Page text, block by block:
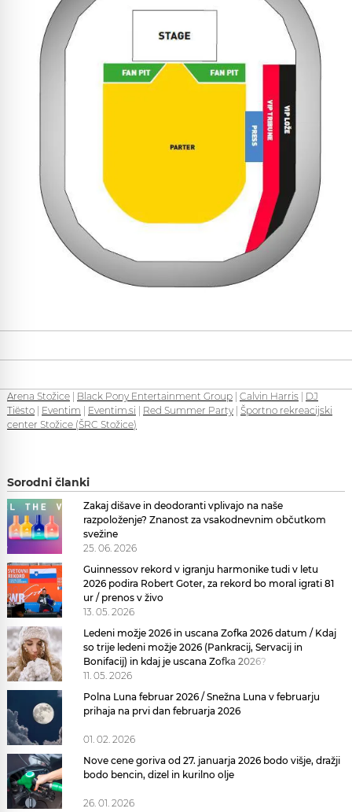
Arena Stožice Black Pony Entertainment Group Calvin Harris
DJ
Tiësto
Eventim Eventim.si Red Summer Party Športno rekreacijski
center Stožice (ŠRC Stožice)
Sorodni članki
Zakaj dišave in deodoranti vplivajo na naše
razpoloženje? Znanost za vsakodnevnim občutkom
svežine
25. 06. 2026
Guinnessov rekord v igranju harmonike tudi v letu
2026 podira Robert Goter, za rekord bo moral igrati 81
ur / prenos v živo
13. 05. 2026
Ledeni možje 2026 in uscana Zofka 2026 datum / Kdaj
so trije ledeni možje 2026 (Pankracij, Servacij in
Bonifacij) in kdaj je uscana Zofka 2026?
11. 05. 2026
Polna Luna februar 2026 / Snežna Luna v februarju
prihaja na prvi dan februarja 2026
01. 02. 2026
Nove cene goriva od 27. januarja 2026 bodo višje, dražji
bodo bencin, dizel in kurilno olje
26. 01. 2026